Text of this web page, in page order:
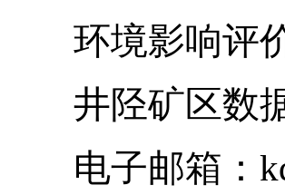
环境影响评
井陉矿区数
电子邮箱：